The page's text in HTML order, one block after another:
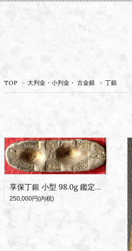
TOP > 大判金・小判金・ 古金銀 > 丁銀
享保丁銀 小型 98.0g 鑑定書付
250,000円(内税)